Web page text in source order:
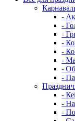
-
-
-
-
-
-
-
-
-
-
-